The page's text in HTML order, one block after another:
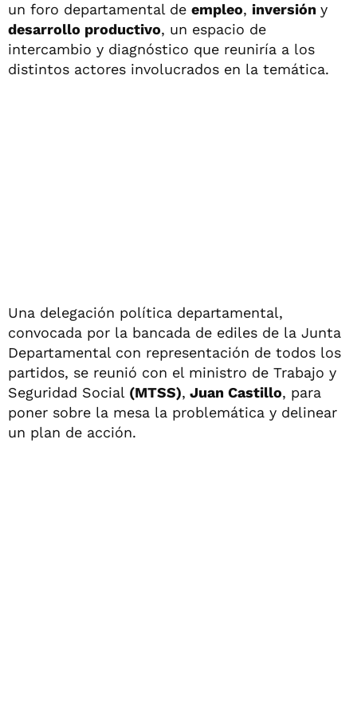
un foro departamental de empleo, inversión y
desarrollo productivo, un espacio de
intercambio y diagnóstico que reuniría a los
distintos actores involucrados en la temática.
Una delegación política departamental,
convocada por la bancada de ediles de la Junta
Departamental con representación de todos los
partidos, se reunió con el ministro de Trabajo y
Seguridad Social (MTSS), Juan Castillo, para
poner sobre la mesa la problemática y delinear
un plan de acción.